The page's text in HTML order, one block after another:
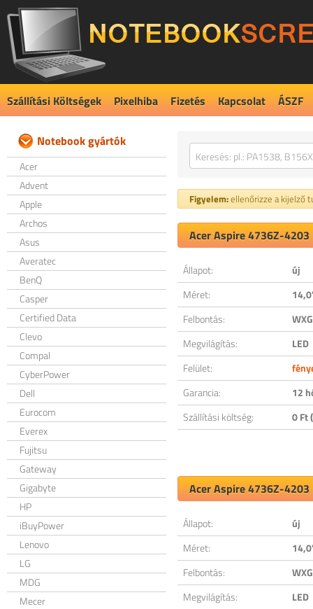
Szállítási Költségek Pixelhiba Fizetés Kapcsolat ÁSZF
Notebook gyártók
Acer
Advent
Apple
Archos
Asus
Averatec
BenQ
Casper
Certified Data
Clevo
Compal
CyberPower
Dell
Eurocom
Everex
Fujitsu
Gateway
Gigabyte
HP
iBuyPower
Lenovo
LG
MDG
Mecer
Figyelem:ellenőrizze a kijelző
Acer Aspire 4736Z-
Állapot:
új
Méret:
Felbontás:
Megvilágítás:
LED
Felület:
Garancia:
12
Szállítási költség:
0 Ft
Acer Aspire 4736Z-
Állapot:
új
Méret:
Felbontás:
Megvilágítás:
LED